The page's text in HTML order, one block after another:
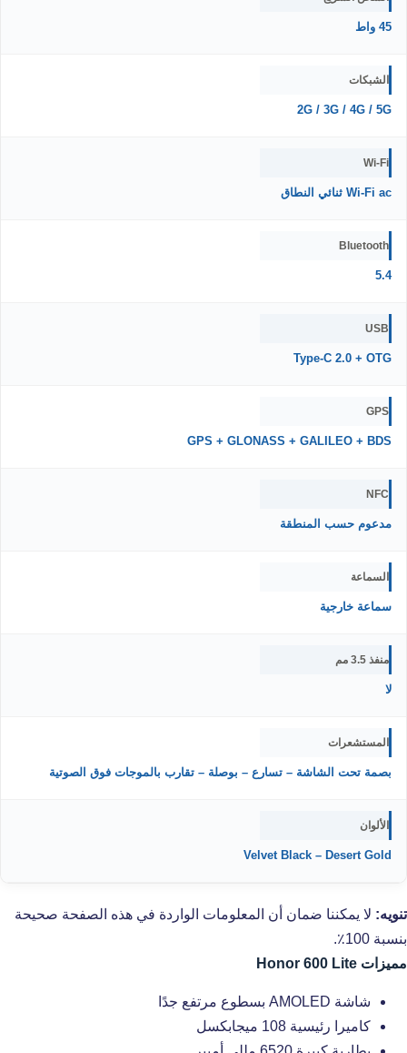
45 واط
الشبكات
2G / 3G / 4G / 5G
Wi-Fi
Wi-Fi ac ثنائي النطاق
Bluetooth
5.4
USB
Type-C 2.0 + OTG
GPS
GPS + GLONASS + GALILEO + BDS
NFC
مدعوم حسب المنطقة
السماعة
سماعة خارجية
منفذ 3.5 مم
لا
المستشعرات
بصمة تحت الشاشة – تسارع – بوصلة – تقارب بالموجات فوق الصوتية
الألوان
Velvet Black – Desert Gold
تنويه: لا يمكننا ضمان أن المعلومات الواردة في هذه الصفحة صحيحة
بنسبة 100٪.
مميزات Honor 600 Lite
شاشة AMOLED بسطوع مرتفع جدًا
كاميرا رئيسية 108 ميجابكسل